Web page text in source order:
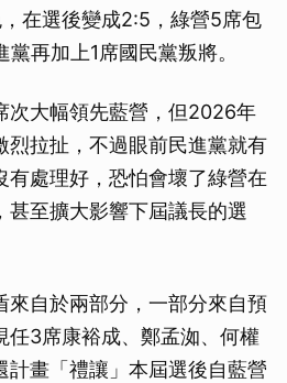
在選後變成2:5，綠營5席包
再加上1席國民黨叛將。
次大幅領先藍營，但2026年
烈拉扯，不過眼前民進黨就有
有處理好，恐怕會壞了綠營在
甚至擴大影響下屆議長的選
來自於兩部分，一部分來自預
任3席康裕成、鄭孟洳、何權
計畫「禮讓」本屆選後自藍營